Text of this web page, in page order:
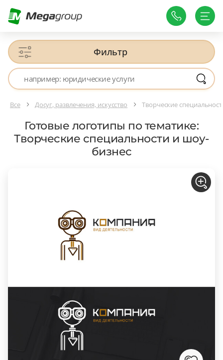
Фильтр
Все Досуг, развлечения, искусство Творческие
Готовые логотипы по тематике:
Творческие специальности и шоу-
бизнес